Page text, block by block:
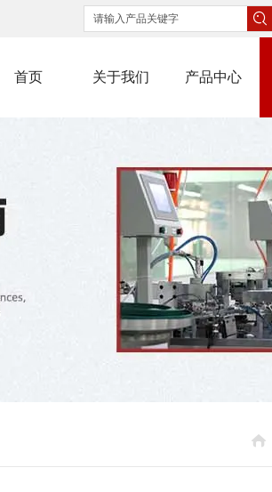
首页 关于我们 产品中心